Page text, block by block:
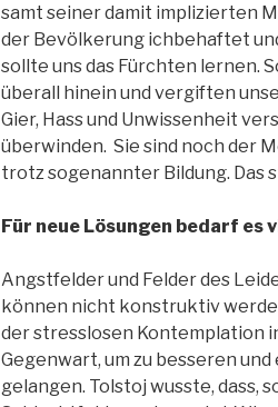
samt seiner damit implizierten
der Bevölkerung ichbehaftet
sollte uns das Fürchten lernen.
überall hinein und vergiften
Gier, Hass und Unwissenheit
überwinden. Sie sind noch der
trotz sogenannter Bildung. Das
Für neue Lösungen bedarf
Angstfelder und Felder des
können nicht konstruktiv
der stresslosen Kontemplation
Gegenwart, um zu besseren
gelangen. Tolstoj wusste, dass,